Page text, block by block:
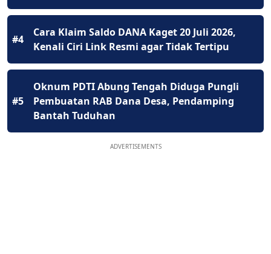
#4
Cara Klaim Saldo DANA Kaget 20 Juli 2026,
Kenali Ciri Link Resmi agar Tidak Tertipu
#5
Oknum PDTI Abung Tengah Diduga Pungli
Pembuatan RAB Dana Desa, Pendamping
Bantah Tuduhan
ADVERTISEMENTS